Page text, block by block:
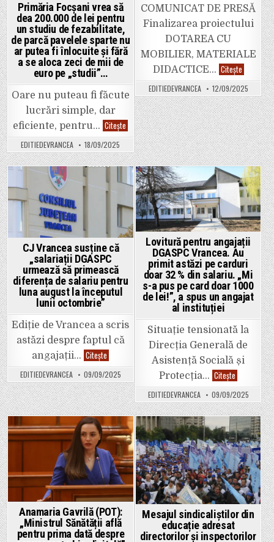
Primăria Focșani vrea să
dea 200.000 de lei pentru
un studiu de fezabilitate,
de parcă pavelele sparte nu
ar putea fi înlocuite și fără
a se aloca zeci de mii de
euro pe „studii”…
Oare nu puteau fi făcute
lucrări simple, dar
eficiente, pentru… Citește Primăria
Focșani
vrea
dea
200.000
de
lei
pentru
studiu
de
fezabilitate,
de
parcă
pavelele
putea
fi
înlocuite
a
se
aloca
euro
pe
„studii”…
EDITIEDEVRANCEA 18/09/2025
COMUNICAT DE PRESĂ
Finalizarea proiectului
DOTAREA CU
MOBILIER, MATERIALE
DIDACTICE… CiteșteComunicat
de
presă.
proiectului
„Dotarea
cu
mobilier,
materiale
didactice
și
digitale
a
unităților
de
și
a
unităților
conexe
din
localitatea
Tulnici”
EDITIEDEVRANCEA 12/09/2025
Posted
in
CJ Vrancea susține că
„salariații DGASPC
urmează să primească
diferența de salariu pentru
luna august la începutul
lunii octombrie”
Ediție de Vrancea a scris
astăzi despre faptul că
angajații… Citește
Vrancea
susține
că
„salariații
DGASPC
urmează
să
primească
diferența
de
salariu
pentru
luna
august
la
începutul
lunii
octombrie”
EDITIEDEVRANCEA 09/09/2025
Posted
in
Lovitură pentru angajații
DGASPC Vrancea. Au
primit astăzi pe carduri
doar 32 % din salariu. „Mi
s-a pus pe card doar 1000
de lei!”, a spus un angajat
al instituției
Situație tensionată la
Direcția Generală de
Asistență Socială și
Protecția… Citește
pentru
angajații
DGASPC
Vrancea.
Au
primit
astăzi
pe
carduri
doar
32
%
din
salariu.
„Mi
s-
a
pus
card
EDITIEDEVRANCEA 09/09/2025
Posted
Anamaria Gavrilă (POT):
„Ministrul Sănătății află
pentru prima dată despre
Posted
in
Mesajul sindicaliștilor din
educație adresat
directorilor și inspectorilor